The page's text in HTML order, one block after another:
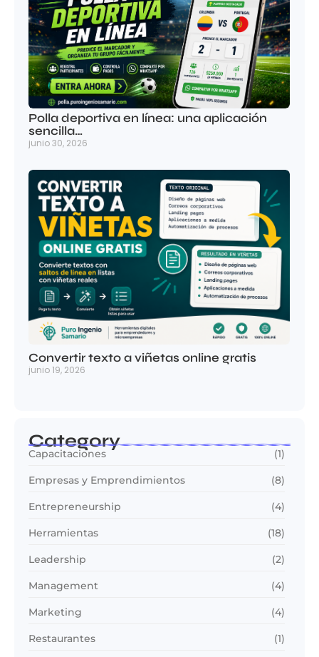
Polla deportiva en línea: una aplicación
sencilla…
junio 30, 2026
Convertir texto a viñetas online gratis
junio 19, 2026
Category
Capacitaciones (1)
Empresas y Emprendimientos (8)
Entrepreneurship (4)
Herramientas (18)
Leadership (2)
Management (4)
Marketing (4)
Restaurantes (1)